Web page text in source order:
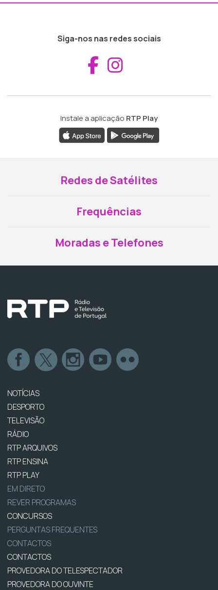
Siga-nos nas redes sociais
Aceder ao
Instale a aplicação RTP Play
Redes de Satélites
Frequências
Moradas e Telefones
NOTÍCIAS
DESPORTO
TELEVISÃO
RÁDIO
RTP ARQUIVOS
RTP ENSINA
RTP PLAY
EM DIRETO
REVER PROGRAMAS
CONCURSOS
PERGUNTAS FREQUENTES
CONTACTOS
CONTACTOS
PROVEDORA DO TELESPECTADOR
PROVEDORA DO OUVINTE